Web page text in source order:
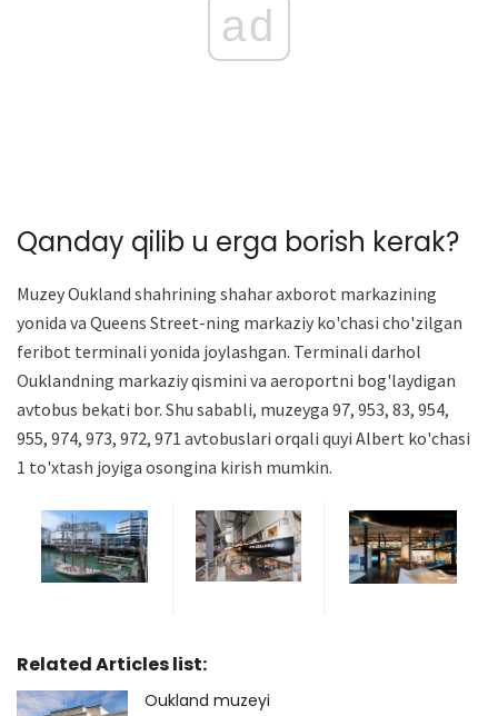
ad
Qanday qilib u erga borish kerak?
Muzey Oukland shahrining shahar axborot markazining
yonida va Queens Street-ning markaziy ko'chasi cho'zilgan
feribot terminali yonida joylashgan. Terminali darhol
Ouklandning markaziy qismini va aeroportni bog'laydigan
avtobus bekati bor. Shu sababli, muzeyga 97, 953, 83, 954,
955, 974, 973, 972, 971 avtobuslari orqali quyi Albert ko'chasi
1 to'xtash joyiga osongina kirish mumkin.
Related Articles list:
Oukland muzeyi